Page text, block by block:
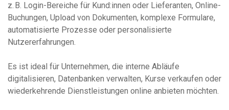
z. B. Login-Bereiche für Kund:innen oder Lieferanten, Online-
Buchungen, Upload von Dokumenten, komplexe Formulare,
automatisierte Prozesse oder personalisierte
Nutzererfahrungen.
Es ist ideal für Unternehmen, die interne Abläufe
digitalisieren, Datenbanken verwalten, Kurse verkaufen oder
wiederkehrende Dienstleistungen online anbieten möchten.